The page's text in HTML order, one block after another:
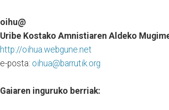
oihu@
Uribe Kostako Amnistiaren Aldeko
http://oihua.webgune.net
e-posta: oihua@barrutik.org
Gaiaren inguruko berriak: